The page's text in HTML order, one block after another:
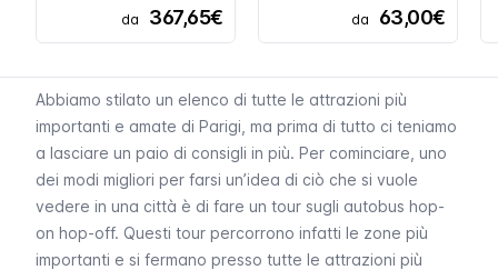
da 367,65€ da 63,00€
Abbiamo stilato un elenco di tutte le attrazioni più
importanti e amate di Parigi, ma prima di tutto ci teniamo
a lasciare un paio di consigli in più. Per cominciare, uno
dei modi migliori per farsi un’idea di ciò che si vuole
vedere in una città è di fare un tour sugli autobus hop-
on hop-off. Questi tour percorrono infatti le zone più
importanti e si fermano presso tutte le attrazioni più